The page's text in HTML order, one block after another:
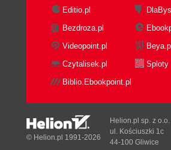
Editio.pl
Bezdroza.pl
Videopoint.pl
Czytalisek.pl
Sploty
Biblio.Ebookpoint.pl
© Helion.pl 1991-2026
Helion.pl sp. z o.o.
ul. Kościuszki 1c
44-100 Gliwice